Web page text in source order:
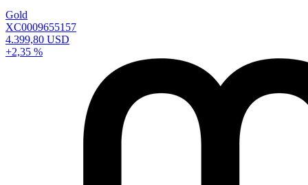
Gold
XC0009655157
4.399,80 USD
+2,35 %